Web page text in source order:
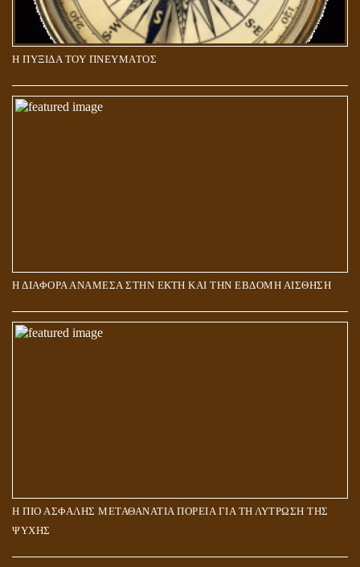
Η ΠΥΞΙΔΑ ΤΟΥ ΠΝΕΥΜΑΤΟΣ
Η ΔΙΑΦΟΡΑ ΑΝΑΜΕΣΑ ΣΤΗΝ ΕΚΤΗ ΚΑΙ ΤΗΝ ΕΒΔΟΜΗ ΑΙΣΘΗΣΗ
Η ΠΙΟ ΑΣΦΑΛΗΣ ΜΕΤΑΘΑΝΑΤΙΑ ΠΟΡΕΙΑ ΓΙΑ ΤΗ ΛΥΤΡΩΣΗ ΤΗΣ
ΨΥΧΗΣ